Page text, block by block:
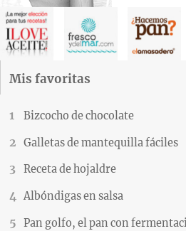
Mis favoritas
Bizcocho de chocolate
Galletas de mantequilla fáciles
Receta de hojaldre
Albóndigas en salsa
Pan golfo, el pan con